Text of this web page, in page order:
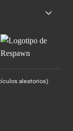
aleatorios)